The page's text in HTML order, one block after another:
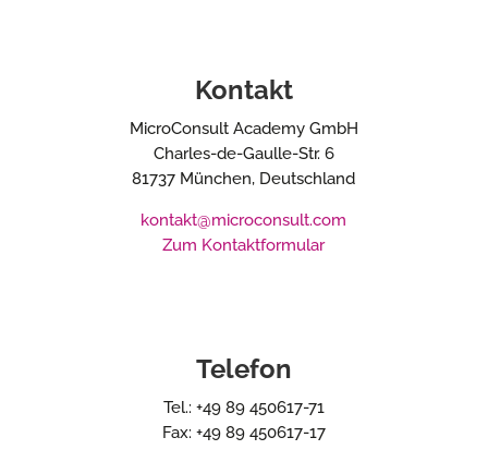
Kontakt
MicroConsult Academy GmbH
Charles-de-Gaulle-Str. 6
81737 München, Deutschland
kontakt@microconsult.com
Zum Kontaktformular
Telefon
Tel.: +49 89 450617-71
Fax: +49 89 450617-17